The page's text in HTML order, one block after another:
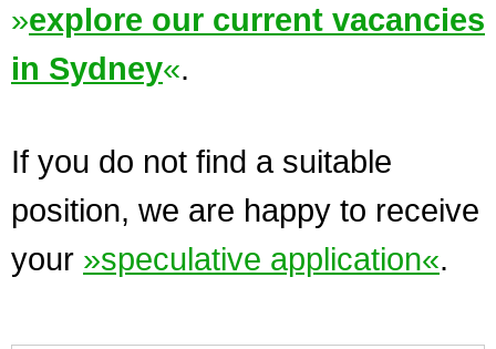
explore our current vacancies
in Sydney .
If you do not find a suitable
position, we are happy to receive
your
speculative application .